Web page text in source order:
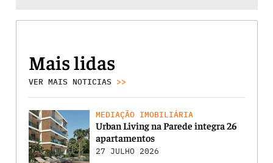
Mais lidas
VER MAIS NOTICIAS >>
MEDIAÇÃO IMOBILIÁRIA
Urban Living na Parede integra 26
apartamentos
27 JULHO 2026